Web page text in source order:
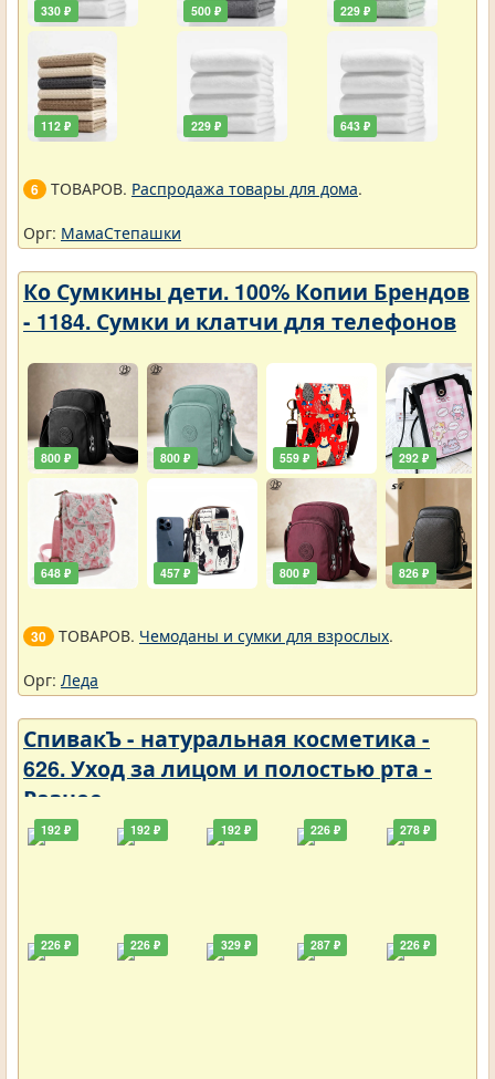
330 ₽
112 ₽
500 ₽
229 ₽
229 ₽
643 ₽
6 ТОВАРОВ. Распродажа товары для дома.
Орг: МамаСтепашки
Ко Сумкины дети. 100% Копии Брендов
- 1184. Сумки и клатчи для телефонов
800 ₽
648 ₽
800 ₽
457 ₽
559 ₽
800 ₽
292 ₽
826 ₽
30 ТОВАРОВ. Чемоданы и сумки для взрослых.
Орг: Леда
СпивакЪ - натуральная косметика -
626. Уход за лицом и полостью рта -
Разное
192 ₽
226 ₽
192 ₽
226 ₽
192 ₽
329 ₽
226 ₽
287 ₽
278 ₽
226 ₽